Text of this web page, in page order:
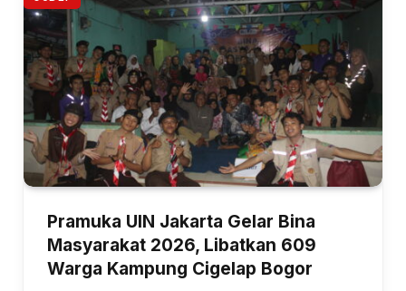
Pramuka UIN Jakarta Gelar Bina
Masyarakat 2026, Libatkan 609
Warga Kampung Cigelap Bogor